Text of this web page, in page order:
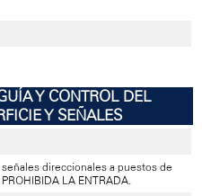
Y CONTROL DEL
Y SEÑALES
direccionales a puestos de
LA ENTRADA.